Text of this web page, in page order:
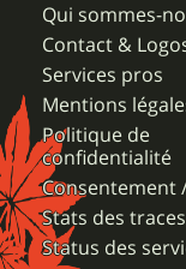
Qui sommes-
Contact &
Services pros
Mentions
Politique de
confidentialité
Consentement
Stats des
Status des